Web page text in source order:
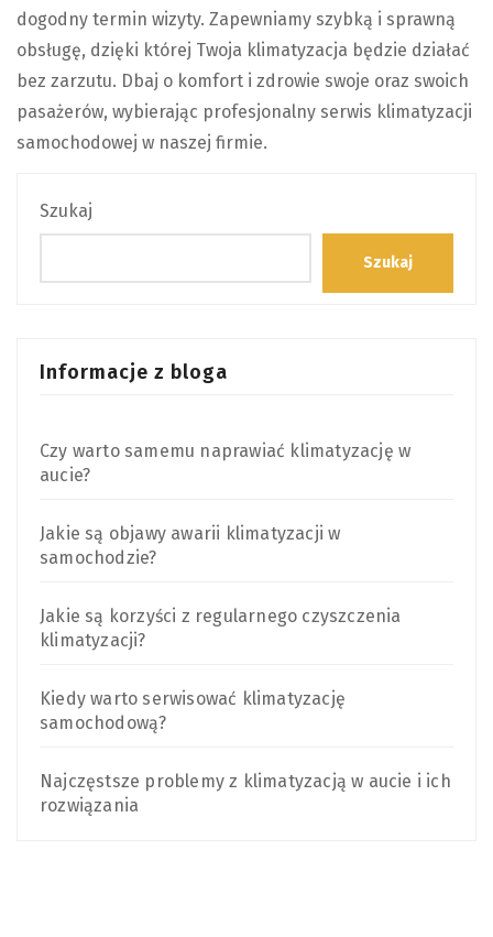
dogodny termin wizyty. Zapewniamy szybką i sprawną
obsługę, dzięki której Twoja klimatyzacja będzie działać
bez zarzutu. Dbaj o komfort i zdrowie swoje oraz swoich
pasażerów, wybierając profesjonalny serwis klimatyzacji
samochodowej w naszej firmie.
Szukaj
Szukaj
Informacje z bloga
Czy warto samemu naprawiać klimatyzację w
aucie?
Jakie są objawy awarii klimatyzacji w
samochodzie?
Jakie są korzyści z regularnego czyszczenia
klimatyzacji?
Kiedy warto serwisować klimatyzację
samochodową?
Najczęstsze problemy z klimatyzacją w aucie i ich
rozwiązania